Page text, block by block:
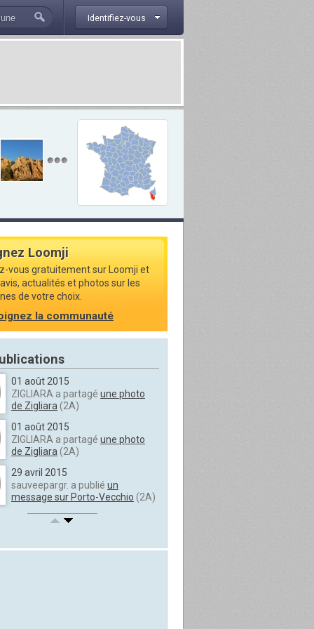
Identifiez-vous
Loomji
vous gratuitement sur Loomji et
actualités et photos sur les
de votre choix.
la communauté
01 août 2015
ZIGLIARA a partagé une photo
de Zigliara (2A)
01 août 2015
ZIGLIARA a partagé une photo
de Zigliara (2A)
29 avril 2015
sauveepargr. a publié un
message sur Porto-Vecchio (2A)
13 août 2013